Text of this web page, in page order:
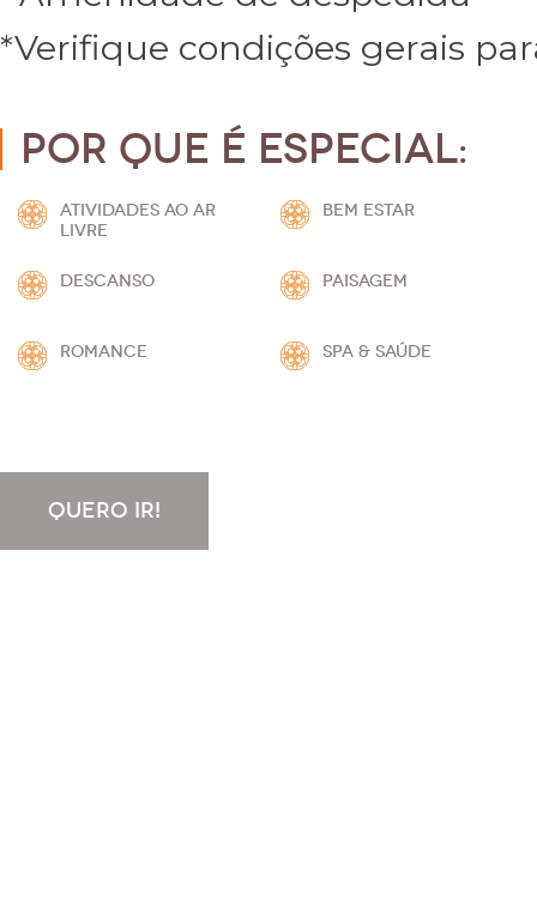
*Verifique condições gerais
Por que é especial:
ATIVIDADES AO AR
LIVRE
BEM ESTAR
DESCANSO PAISAGEM
ROMANCE SPA & SAÚDE
QUERO IR!